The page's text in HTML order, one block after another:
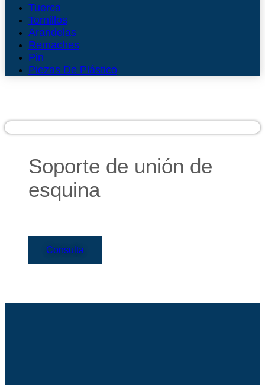
Tuerca
Tornillos
Arandelas
Remaches
Pin
Piezas De Plástico
Soporte de unión de
esquina
Consulta